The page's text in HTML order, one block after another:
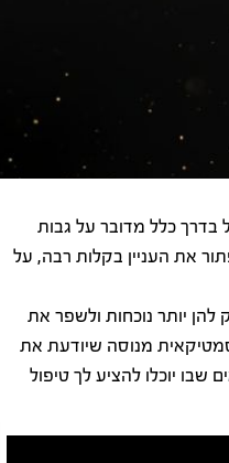
בדרך כלל מדובר על גבות
את העניין בקלות רבה, על
יותר נוכחות ולשפר את
מנוסה שיודעת את
יוכלו להציע לך טיפול